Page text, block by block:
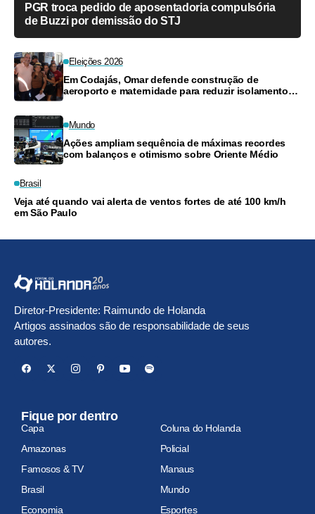
PGR troca pedido de aposentadoria compulsória
de Buzzi por demissão do STJ
Eleições 2026
Em Codajás, Omar defende construção de
aeroporto e maternidade para reduzir isolamento
Mundo
Ações ampliam sequência de máximas recordes
com balanços e otimismo sobre Oriente Médio
Brasil
Veja até quando vai alerta de ventos fortes de até 100 km/h
em São Paulo
Diretor-Presidente: Raimundo de Holanda
Artigos assinados são de responsabilidade de seus
autores.
Fique por dentro
Capa
Coluna do Holanda
Amazonas
Policial
Famosos & TV
Manaus
Brasil
Mundo
Economia
Esportes